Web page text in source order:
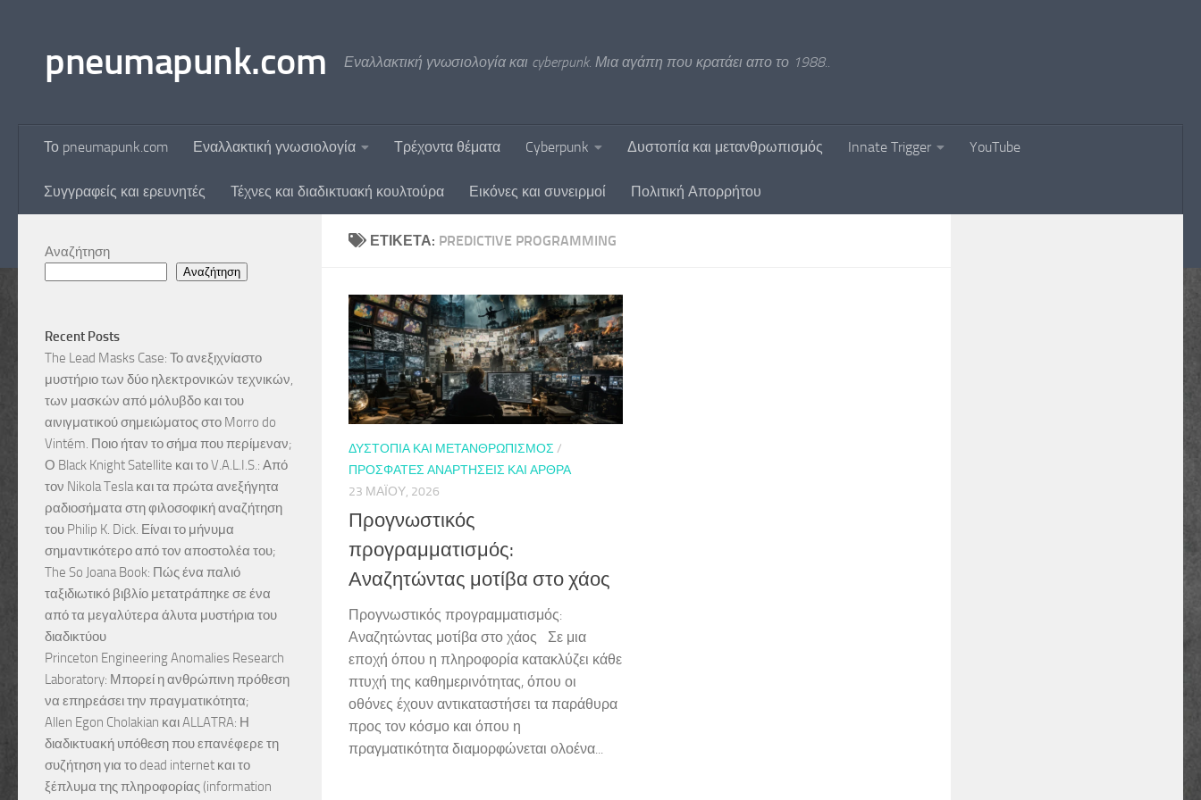
pneumapunk.com Εναλλακτική γνωσιολογία και cyberpunk. Μια αγάπη που κρατάει απο το 1988..
Το pneumapunk.com Εναλλακτική γνωσιολογία Τρέχοντα θέματα Cyberpunk Δυστοπία και μετανθρωπισμός Innate Trigger YouTube
Συγγραφείς και ερευνητές Τέχνες και διαδικτυακή κουλτούρα Εικόνες και συνειρμοί Πολιτική Απορρήτου
ΕΤΙΚΈΤΑ: PREDICTIVE PROGRAMMING
ΔΥΣΤΟΠΊΑ ΚΑΙ ΜΕΤΑΝΘΡΩΠΙΣΜΌΣ /
ΠΡΌΣΦΑΤΕΣ ΑΝΑΡΤΉΣΕΙΣ ΚΑΙ ΆΡΘΡΑ
23 ΜΑΪ́ΟΥ, 2026
Προγνωστικός
προγραμματισμός:
Αναζητώντας μοτίβα στο χάος
Προγνωστικός προγραμματισμός:
Αναζητώντας μοτίβα στο χάος Σε μια
εποχή όπου η πληροφορία κατακλύζει κάθε
πτυχή της καθημερινότητας, όπου οι
οθόνες έχουν αντικαταστήσει τα παράθυρα
προς τον κόσμο και όπου η
πραγματικότητα διαμορφώνεται ολοένα...
Αναζήτηση
Αναζήτηση
Recent Posts
The Lead Masks Case: Το ανεξιχνίαστο
μυστήριο των δύο ηλεκτρονικών τεχνικών,
των μασκών από μόλυβδο και του
αινιγματικού σημειώματος στο Morro do
Vintém. Ποιο ήταν το σήμα που περίμεναν;
Ο Black Knight Satellite και το V.A.L.I.S.: Από
τον Nikola Tesla και τα πρώτα ανεξήγητα
ραδιοσήματα στη φιλοσοφική αναζήτηση
του Philip K. Dick. Είναι το μήνυμα
σημαντικότερο από τον αποστολέα του;
The So Joana Book: Πώς ένα παλιό
ταξιδιωτικό βιβλίο μετατράπηκε σε ένα
από τα μεγαλύτερα άλυτα μυστήρια του
διαδικτύου
Princeton Engineering Anomalies Research
Laboratory: Μπορεί η ανθρώπινη πρόθεση
να επηρεάσει την πραγματικότητα;
Allen Egon Cholakian και ALLATRA: Η
διαδικτυακή υπόθεση που επανέφερε τη
συζήτηση για το dead internet και το
ξέπλυμα της πληροφορίας (information